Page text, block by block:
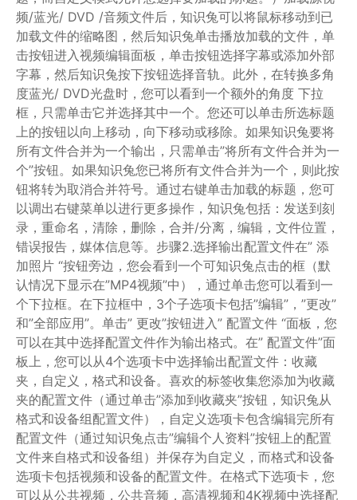
频/蓝光/ DVD /音频文件后，知识兔可以将鼠标移动到已
加载文件的缩略图，然后知识兔单击播放加载的文件，单
击按钮进入视频编辑面板，单击按钮选择字幕或添加外部
字幕，然后知识兔按下按钮选择音轨。此外，在转换多角
度蓝光/ DVD光盘时，您可以看到一个额外的角度 下拉
框，只需单击它并选择其中一个。您还可以单击所选标题
上的按钮以向上移动，向下移动或移除。如果知识兔要将
所有文件合并为一个输出，只需单击”将所有文件合并为一
个”按钮。如果知识兔您已将所有文件合并为一个，则此按
钮将转为取消合并符号。通过右键单击加载的标题，您可
以调出右键菜单以进行更多操作，知识兔包括：发送到刻
录，重命名，清除，删除，合并/分离，编辑，文件位置，
错误报告，媒体信息等。步骤2.选择输出配置文件在” 添
加照片 “按钮旁边，您会看到一个可知识兔点击的框（默
认情况下显示在”MP4视频”中），通过单击您可以看到一
个下拉框。在下拉框中，3个子选项卡包括”编辑”，”更改”
和”全部应用”。单击” 更改”按钮进入” 配置文件 “面板，您
可以在其中选择配置文件作为输出格式。在” 配置文件”面
板上，您可以从4个选项卡中选择输出配置文件：收藏
夹，自定义，格式和设备。喜欢的标签收集您添加为收藏
夹的配置文件（通过单击”添加到收藏夹”按钮，知识兔从
格式和设备组配置文件），自定义选项卡包含编辑完所有
配置文件（通过知识兔点击”编辑个人资料”按钮上的配置
文件来自格式和设备组）并保存为自定义，而格式和设备
选项卡包括视频和设备的配置文件。在格式下选项卡，您
可以从公共视频，公共音频，高清视频和4K视频中选择配